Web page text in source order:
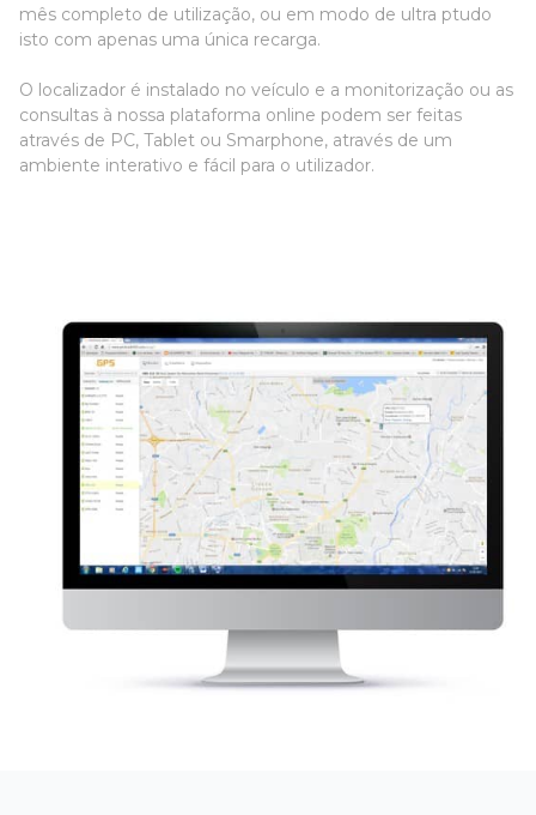
mês completo de utilização, ou em modo de ultra ptudo
isto com apenas uma única recarga.
O localizador é instalado no veículo e a monitorização ou as
consultas à nossa plataforma online podem ser feitas
através de PC, Tablet ou Smarphone, através de um
ambiente interativo e fácil para o utilizador.